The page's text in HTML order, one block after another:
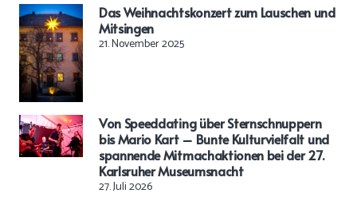
Das Weihnachtskonzert zum Lauschen und
Mitsingen
21. November 2025
Von Speeddating über Sternschnuppern
bis Mario Kart – Bunte Kulturvielfalt und
spannende Mitmachaktionen bei der 27.
Karlsruher Museumsnacht
27. Juli 2026